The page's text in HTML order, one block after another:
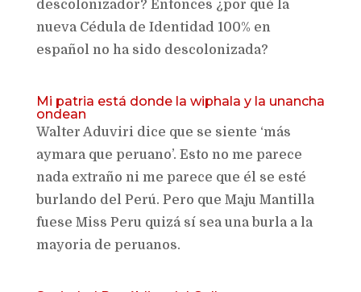
descolonizador? Entonces ¿por qué la
nueva Cédula de Identidad 100% en
español no ha sido descolonizada?
Mi patria está donde la wiphala y la unancha
ondean
Walter Aduviri dice que se siente ‘más
aymara que peruano’. Esto no me parece
nada extraño ni me parece que él se esté
burlando del Perú. Pero que Maju Mantilla
fuese Miss Peru quizá sí sea una burla a la
mayoria de peruanos.